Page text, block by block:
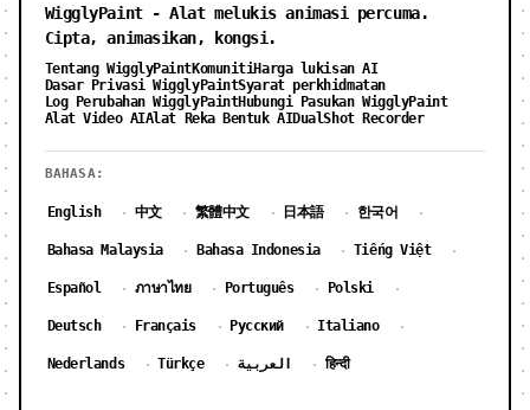
WigglyPaint - Alat melukis animasi percuma.
Cipta, animasikan, kongsi.
Tentang WigglyPaintKomunitiHarga lukisan AI
Dasar Privasi WigglyPaintSyarat perkhidmatan
Log Perubahan WigglyPaintHubungi Pasukan WigglyPaint
Alat Video AIAlat Reka Bentuk AIDualShot Recorder
BAHASA:
English · 中文 · 繁體中文 · 日本語 · 한국어 ·
Bahasa Malaysia · Bahasa Indonesia · Tiếng Việt ·
Español · ภาษาไทย · Português · Polski ·
Deutsch · Français · Русский · Italiano ·
Nederlands · Türkçe · العربية · हिन्दी